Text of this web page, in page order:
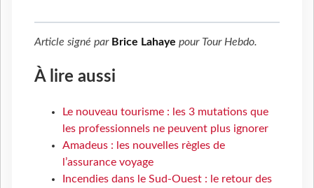
Article signé par Brice Lahaye pour Tour Hebdo.
À lire aussi
Le nouveau tourisme : les 3 mutations que
les professionnels ne peuvent plus ignorer
Amadeus : les nouvelles règles de
l’assurance voyage
Incendies dans le Sud-Ouest : le retour des